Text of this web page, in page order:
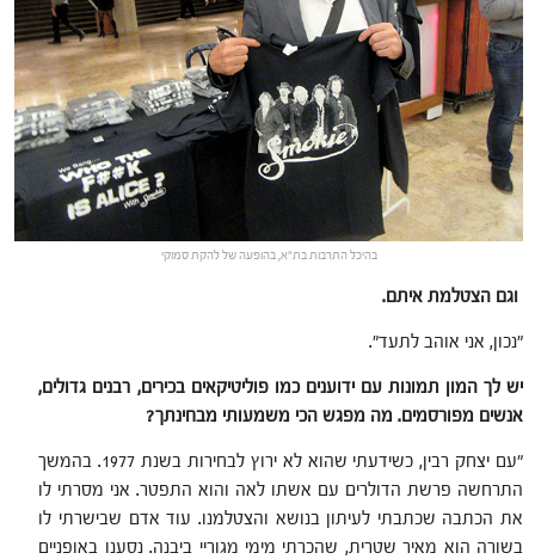
בהיכל התרבות בת"א, בהופעה של להקת סמוקי
וגם הצטלמת איתם.
"נכון, אני אוהב לתעד".
יש לך המון תמונות עם ידוענים כמו פוליטיקאים בכירים, רבנים גדולים,
אנשים מפורסמים. מה מפגש הכי משמעותי מבחינתך?
"עם יצחק רבין, כשידעתי שהוא לא ירוץ לבחירות בשנת 1977. בהמשך
התרחשה פרשת הדולרים עם אשתו לאה והוא התפטר. אני מסרתי לו
את הכתבה שכתבתי לעיתון בנושא והצטלמנו. עוד אדם שבישרתי לו
בשורה הוא מאיר שטרית, שהכרתי מימי מגוריי ביבנה. נסענו באופניים